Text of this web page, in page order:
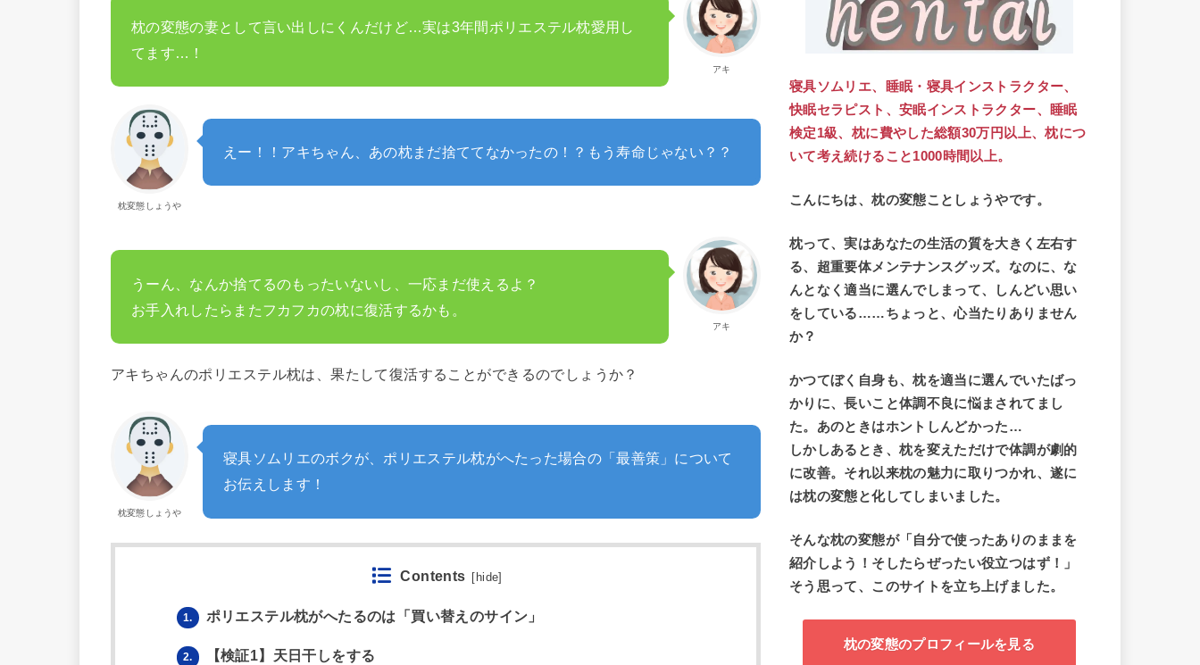
アキ
枕の変態の妻として言い出しにくんだけど…実は3年間ポリエステル枕愛用し
てます…！
枕変態しょうや
えー！！アキちゃん、あの枕まだ捨ててなかったの！？もう寿命じゃない？？
アキ
うーん、なんか捨てるのもったいないし、一応まだ使えるよ？
お手入れしたらまたフカフカの枕に復活するかも。
アキちゃんのポリエステル枕は、果たして復活することができるのでしょうか？
枕変態しょうや
寝具ソムリエのボクが、ポリエステル枕がへたった場合の「最善策」について
お伝えします！
Contents hide
1. ポリエステル枕がへたるのは「買い替えのサイン」
2. 【検証1】天日干しをする
寝具ソムリエ、
睡眠・寝具インストラクター、
快眠セラピスト、 安眠インストラクター、
睡眠
検定1級、 枕に費やした総額30万円以上、枕につ
いて考え続けること1000時間以上。
こんにちは、枕の変態ことしょうやです。
枕って、実はあなたの生活の質を大きく左右す
る、超重要体メンテナンスグッズ。なのに、な
んとなく適当に選んでしまって、しんどい思い
をしている……ちょっと、心当たりありません
か？
かつてぼく自身も、枕を適当に選んでいたばっ
かりに、長いこと体調不良に悩まされてまし
た。あのときはホントしんどかった…
しかしあるとき、枕を変えただけで体調が劇的
に改善。それ以来枕の魅力に取りつかれ、遂に
は枕の変態と化してしまいました。
そんな枕の変態が「自分で使ったありのままを
紹介しよ う！そしたらぜったい役立つはず！」
そう思って、このサイトを立ち上げました。
枕の変態のプロフィールを見る